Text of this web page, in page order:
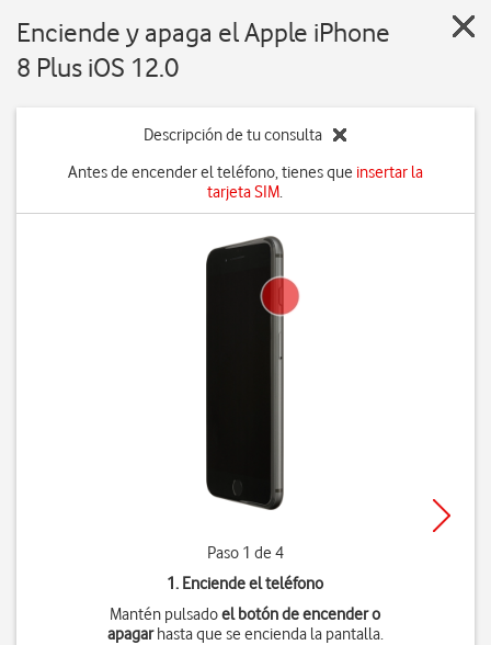
Enciende y apaga el Apple iPhone
8 Plus iOS 12.0
Descripción de tu consulta
Antes de encender el teléfono, tienes que insertar la
tarjeta SIM.
Paso 1 de 4
1. Enciende el teléfono
Mantén pulsadoel botón de encender o
apagarhasta que se encienda la pantalla.